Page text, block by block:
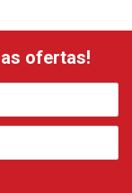
ofertas!